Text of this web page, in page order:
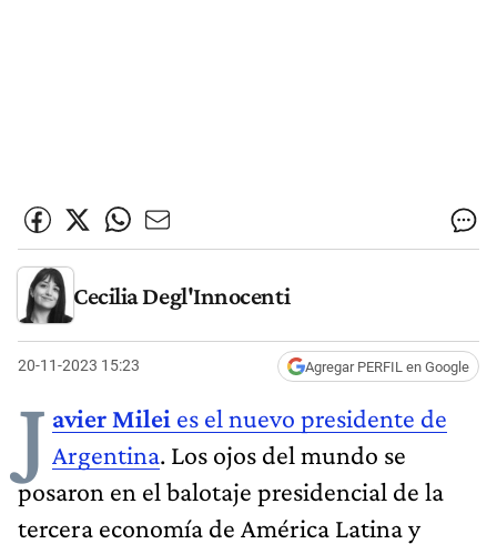
Cecilia Degl'Innocenti
20-11-2023 15:23 Agregar PERFIL en Google
J avier Milei es el nuevo presidente de
Argentina. Los ojos del mundo se
posaron en el balotaje presidencial de la
tercera economía de América Latina y